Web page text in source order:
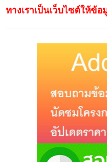
ทางเราเป็นเว็บไซต์ให้ข้